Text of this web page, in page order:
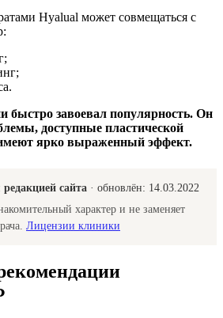
Hyalual может совмещаться с
быстро завоевал популярность. Он
доступные пластической
ярко выраженный эффект.
редакцией сайта · обновлён: 14.03.2022
характер и не заменяет
Лицензии клиники